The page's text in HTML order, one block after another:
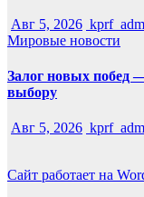
Авг 5, 2026
Мировые новости
Залог новых побед
выбору
Авг 5, 2026
Сайт работает на